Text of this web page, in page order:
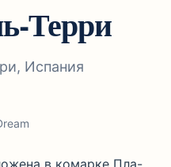
Терри
Испания
в комарке Пла-